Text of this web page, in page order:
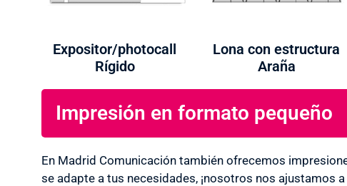
Expositor/photocall
Rígido
Lona con estructura
Araña
Impresión en formato pequeño
En Madrid Comunicación también ofrecemos
se adapte a tus necesidades, ¡nosotros nos ajustamos